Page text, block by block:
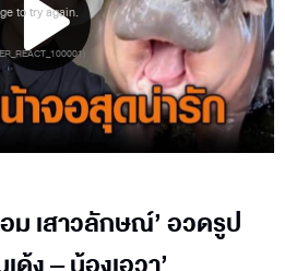
to try again.
)
ม เสาวลักษณ์’ อวดรูป